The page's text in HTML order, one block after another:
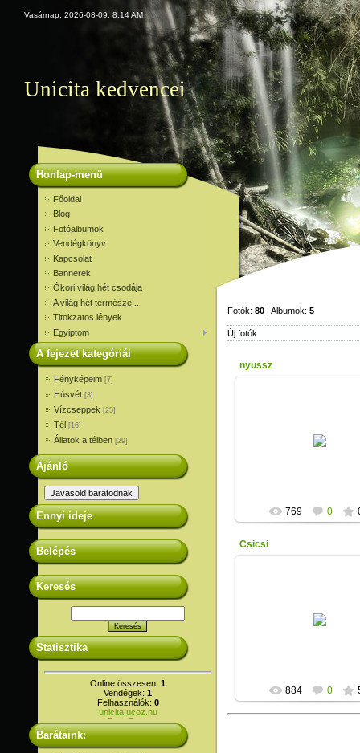
Vasárnap, 2026-08-09, 8:14 AM
Unicita kedvencei
Honlap-menü
Főoldal
Blog
Fotóalbumok
Vendégkönyv
Kapcsolat
Bannerek
Ókori világ hét csodája
A világ hét természe...
Titokzatos lények
Egyiptom
A fejezet kategóriái
Fényképeim [7]
Húsvét [3]
Vízcseppek [25]
Tél [16]
Állatok a télben [29]
Ajánló
Ennyi ideje
Belépés
Keresés
Statisztika
Online összesen: 1
Vendégek: 1
Felhasználók: 0
Barátaink:
Fotók: 80 | Albumok: 5
Új fotók
nyussz
769 0
Csicsi
884 0